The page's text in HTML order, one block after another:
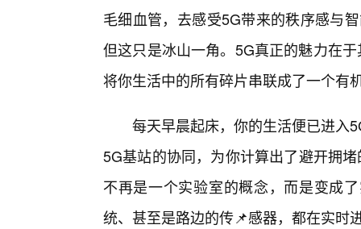
毛细血管，去感受5G带来的秩序感与
但这只是冰山一角。5G真正的魅力在
将你生活中的所有碎片串联成了一个有
每天早晨起床，你的生活便已进入
5G基站的协同，为你计算出了避开拥
不再是一个实验室的概念，而是变成
统、甚至是路边的传📌感器，都在实时